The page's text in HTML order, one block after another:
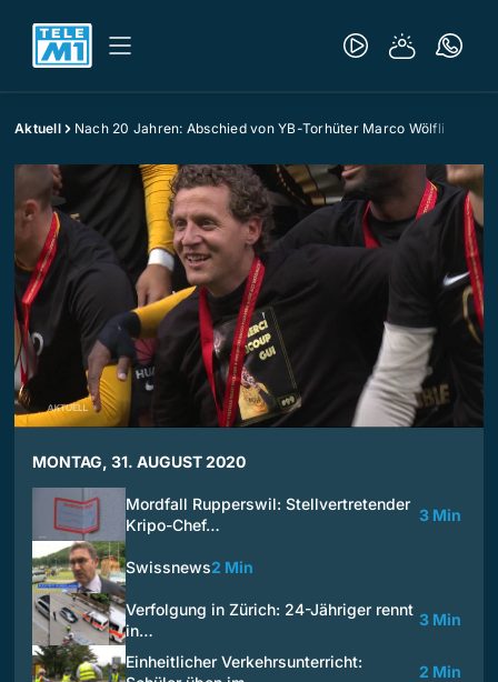
Aktuell Nach 20 Jahren: Abschied von YB-Torhüter Marco Wölfli
MONTAG, 31. AUGUST 2020
Mordfall Rupperswil: Stellvertretender
Kripo-Chef…
3 Min
Swissnews2 Min
Verfolgung in Zürich: 24-Jähriger rennt
in…
3 Min
Einheitlicher Verkehrsunterricht:
2 Min